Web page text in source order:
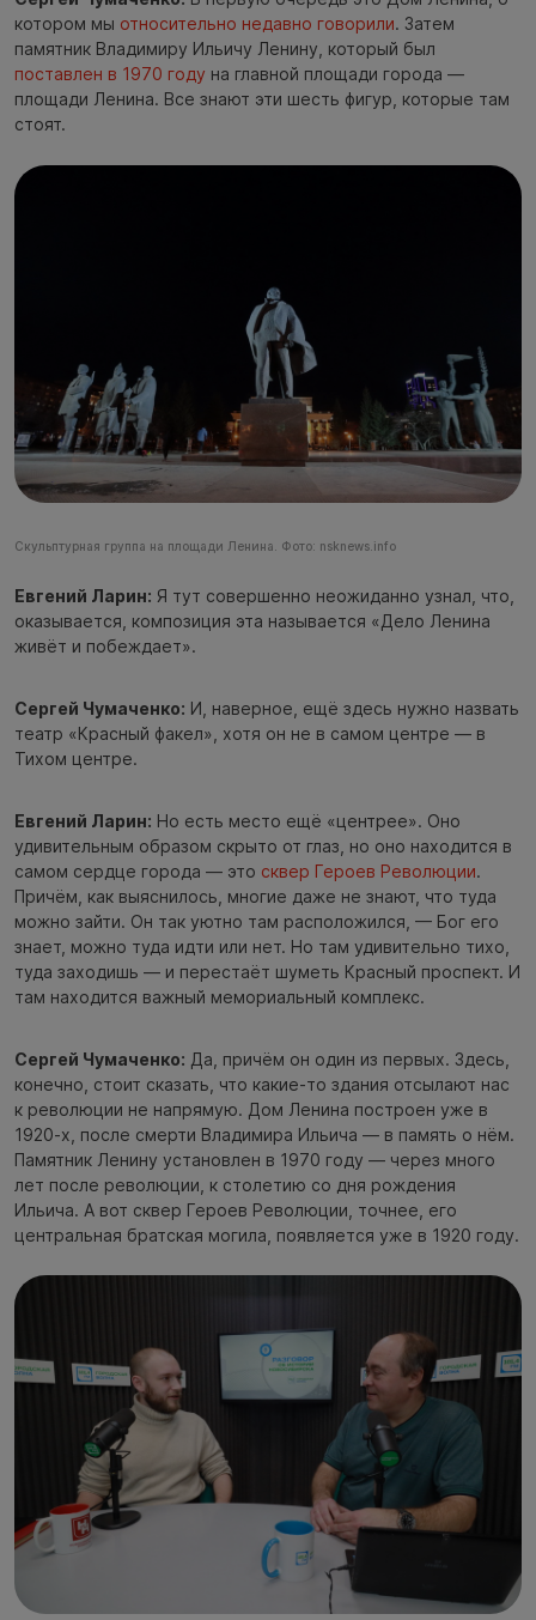
котором мы относительно недавно говорили. Затем
памятник Владимиру Ильичу Ленину, который был
поставлен в 1970 году на главной площади города —
площади Ленина. Все знают эти шесть фигур, которые там
стоят.
Скульптурная группа на площади Ленина. Фото: nsknews.info
Евгений Ларин: Я тут совершенно неожиданно узнал, что,
оказывается, композиция эта называется «Дело Ленина
живёт и побеждает».
Сергей Чумаченко: И, наверное, ещё здесь нужно назвать
театр «Красный факел», хотя он не в самом центре — в
Тихом центре.
Евгений Ларин: Но есть место ещё «центрее». Оно
удивительным образом скрыто от глаз, но оно находится в
самом сердце города — это сквер Героев Революции.
Причём, как выяснилось, многие даже не знают, что туда
можно зайти. Он так уютно там расположился, — Бог его
знает, можно туда идти или нет. Но там удивительно тихо,
туда заходишь — и перестаёт шуметь Красный проспект. И
там находится важный мемориальный комплекс.
Сергей Чумаченко: Да, причём он один из первых. Здесь,
конечно, стоит сказать, что какие-то здания отсылают нас
к революции не напрямую. Дом Ленина построен уже в
1920-х, после смерти Владимира Ильича — в память о нём.
Памятник Ленину установлен в 1970 году — через много
лет после революции, к столетию со дня рождения
Ильича. А вот сквер Героев Революции, точнее, его
центральная братская могила, появляется уже в 1920 году.